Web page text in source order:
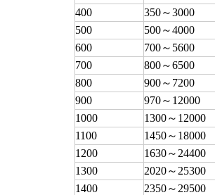
400
350～3000
500
500～4000
600
700～5600
700
800～6500
800
900～7200
900
970～12000
1000
1300～12000
1100
1450～18000
1200
1630～24400
1300
2020～25300
1400
2350～29500